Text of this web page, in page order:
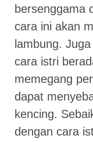
bersenggama
cara ini akan
lambung.
cara istri
memegang
dapat
kencing.
dengan cara